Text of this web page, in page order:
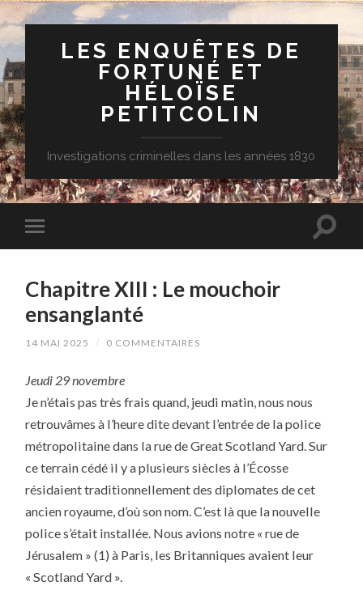
LES ENQUÊTES DE
FORTUNÉ ET
HÉLOÏSE
PETITCOLIN
Investigations criminelles dans les années 1830
Chapitre XIII : Le mouchoir
ensanglanté
14 MAI 2025 / 0 COMMENTAIRES
Jeudi 29 novembre
Je n’étais pas très frais quand, jeudi matin, nous nous
retrouvâmes à l’heure dite devant l’entrée de la police
métropolitaine dans la rue de Great Scotland Yard. Sur
ce terrain cédé il y a plusieurs siècles à l’Écosse
résidaient traditionnellement des diplomates de cet
ancien royaume, d’où son nom. C’est là que la nouvelle
police s’était installée. Nous avions notre « rue de
Jérusalem » (1) à Paris, les Britanniques avaient leur
« Scotland Yard ».